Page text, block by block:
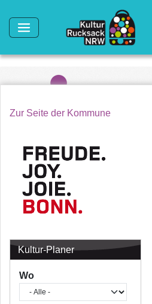
Zur Seite der Kommune
Kultur-Planer
Wo